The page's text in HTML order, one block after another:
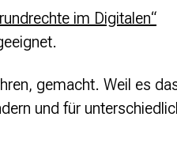
im Digitalen“
gemacht. Weil es
und für